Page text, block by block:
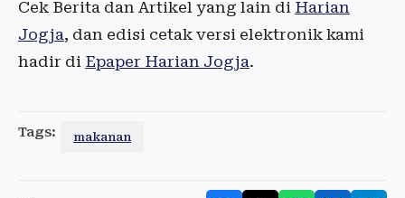
Cek Berita dan Artikel yang lain di Harian
Jogja, dan edisi cetak versi elektronik kami
hadir di Epaper Harian Jogja.
Tags: makanan